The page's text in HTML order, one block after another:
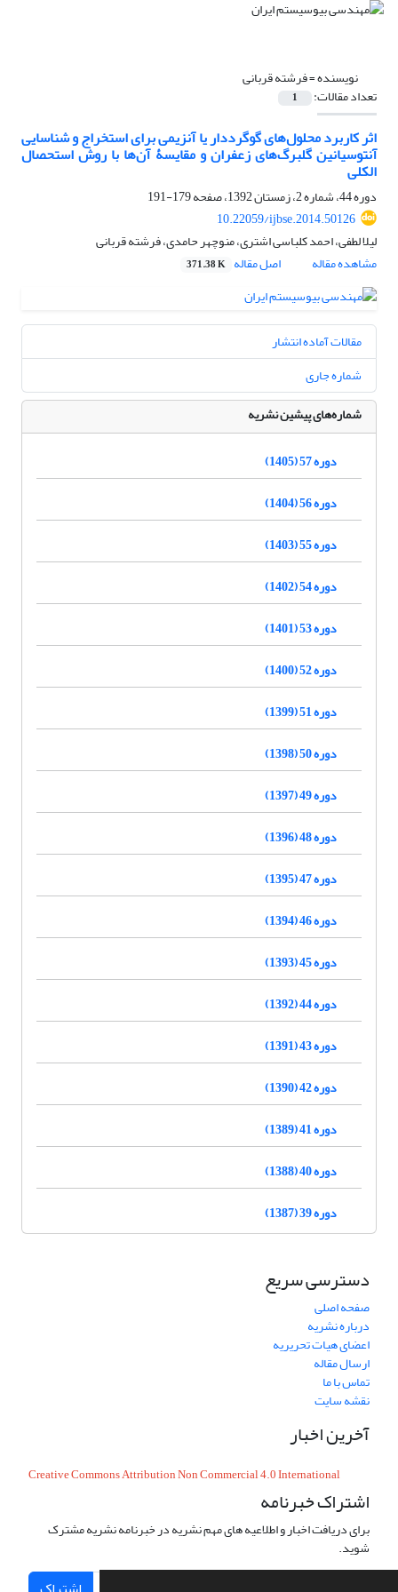
نویسنده =فرشته قربانی
تعداد مقالات: 1
اثر کاربرد محلول‌های گوگرد‌دار یا آنزیمی برای استخراج و شناسایی
آنتوسیانین گلبرگ‌های زعفران و مقایسۀ آن‌ها با روش استحصال
الکلی
دوره 44، شماره 2، زمستان 1392، صفحه
179-191
10.22059/ijbse.2014.50126
لیلا لطفی، احمد کلباسی اشتری، منوچهر حامدی، فرشته قربانی
مشاهده مقاله
اصل مقاله 371.38 K
مقالات آماده انتشار
شماره جاری
شماره‌های پیشین نشریه
دوره 57 (1405)
دوره 56 (1404)
دوره 55 (1403)
دوره 54 (1402)
دوره 53 (1401)
دوره 52 (1400)
دوره 51 (1399)
دوره 50 (1398)
دوره 49 (1397)
دوره 48 (1396)
دوره 47 (1395)
دوره 46 (1394)
دوره 45 (1393)
دوره 44 (1392)
دوره 43 (1391)
دوره 42 (1390)
دوره 41 (1389)
دوره 40 (1388)
دوره 39 (1387)
دسترسی سریع
صفحه اصلی
درباره نشریه
اعضای هیات تحریریه
ارسال مقاله
تماس با ما
نقشه سایت
آخرین اخبار
Creative Commons Attribution Non Commercial 4.0 International
اشتراک خبرنامه
برای دریافت اخبار و اطلاعیه های مهم نشریه در خبرنامه نشریه مشترک
شوید.